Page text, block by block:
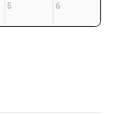
5 6